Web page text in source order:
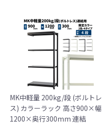
MK中軽量 200kg/段 (ボルトレ
ス) カラーラック 高さ900×幅
1200×奥行300mm 連結